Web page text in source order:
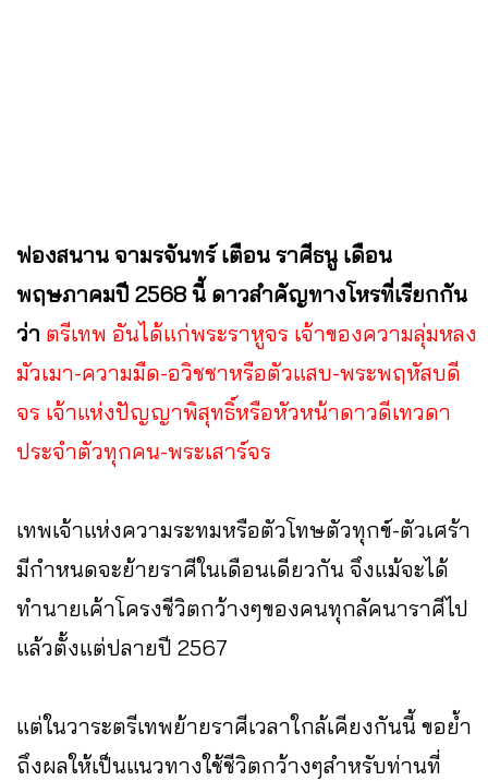
ฟองสนาน จามรจันทร์ เตือน ราศีธนู เดือน
พฤษภาคมปี 2568 นี้ ดาวสำคัญทางโหรที่เรียกกัน
ว่า ตรีเทพ อันได้แก่พระราหูจร เจ้าของความลุ่มหลง
มัวเมา-ความมืด-อวิชชาหรือตัวแสบ-พระพฤหัสบดี
จร เจ้าแห่งปัญญาพิสุทธิ์หรือหัวหน้าดาวดีเทวดา
ประจำตัวทุกคน-พระเสาร์จร
เทพเจ้าแห่งความระทมหรือตัวโทษตัวทุกข์-ตัวเศร้า
มีกำหนดจะย้ายราศีในเดือนเดียวกัน จึงแม้จะได้
ทำนายเค้าโครงชีวิตกว้างๆของคนทุกลัคนาราศีไป
แล้วตั้งแต่ปลายปี 2567
แต่ในวาระตรีเทพย้ายราศีเวลาใกล้เคียงกันนี้ ขอย้ำ
ถึงผลให้เป็นแนวทางใช้ชีวิตกว้างๆสำหรับท่านที่